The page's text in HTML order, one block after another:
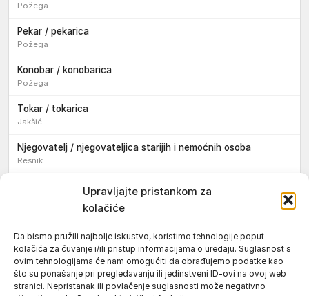
Upravljajte pristankom za
kolačiće
Da bismo pružili najbolje iskustvo, koristimo tehnologije poput
kolačića za čuvanje i/ili pristup informacijama o uređaju. Suglasnost s
ovim tehnologijama će nam omogućiti da obrađujemo podatke kao
što su ponašanje pri pregledavanju ili jedinstveni ID-ovi na ovoj web
stranici. Nepristanak ili povlačenje suglasnosti može negativno
Požega
Pekar / pekarica
Požega
Konobar / konobarica
Požega
Tokar / tokarica
Jakšić
Njegovatelj / njegovateljica starijih i nemoćnih osoba
Resnik
Konobar / konobarica
Jakšić
Vozač / vozačica teretnog vozila s poluprikolicom
Požega